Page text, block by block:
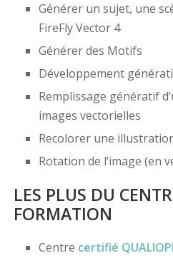
Générer un sujet, une
FireFly Vector 4
Générer des Motifs
Développement
Remplissage génératif
images vectorielles
Recolorer une
Rotation de l’image (en
LES PLUS DU
FORMATION
Centre certifié QUALIOPI